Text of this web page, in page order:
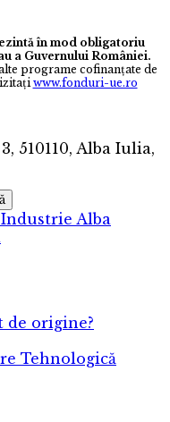
în mod obligatoriu
a Guvernului României.
programe cofinanţate de
www.fonduri-ue.ro
510110, Alba Iulia,
Alba
de origine?
Tehnologică